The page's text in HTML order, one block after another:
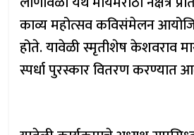
काव्य महोत्सव कविसंमेलन
होते. यावेळी स्मृतीशेष केशवराव
स्पर्धा पुरस्कार वितरण करण्यात